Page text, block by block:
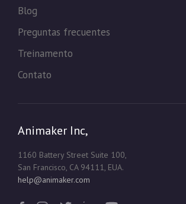
Blog
Preguntas frecuentes
Treinamento
Contato
Animaker Inc,
1160 Battery Street Suite 100,
San Francisco, CA 94111, EUA.
help@animaker.com